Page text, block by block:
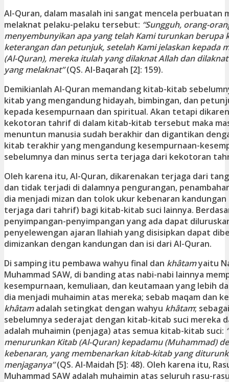
Al-Quran, dalam masalah ini sangat mencela perbuatan
melaknat pelaku-pelaku tersebut: “Sungguh, orang-
menyembunyikan apa yang telah Kami turunkan berupa
keterangan dan petunjuk, setelah Kami jelaskan kepada
(Al-Quran), mereka itulah yang dilaknat Allah dan
yang melaknat”(QS. Al-Baqarah [2]: 159).
Demikianlah Al-Quran memandang kitab-kitab
kitab yang mengandung hidayah, bimbingan, dan
kepada kesempurnaan dan spiritual. Akan tetapi
kekotoran tahrif di dalam kitab-kitab tersebut maka
menuntun manusia sudah berakhir dan digantikan
kitab terakhir yang mengandung kesempurnaan-
sebelumnya dan minus serta terjaga dari kekotoran
Oleh karena itu, Al-Quran, dikarenakan terjaga dari
dan tidak terjadi di dalamnya pengurangan,
dia menjadi mizan dan tolok ukur kebenaran
terjaga dari tahrif) bagi kitab-kitab suci lainnya.
penyimpangan-penyimpangan yang ada dapat
penyelewengan ajaran Ilahiah yang disisipkan dapat
dimizankan dengan kandungan dan isi dari Al-Quran.
Di samping itu pembawa wahyu final dan khâtamyaitu
Muhammad SAW, di banding atas nabi-nabi lainnya
kesempurnaan, kemuliaan, dan keutamaan yang lebih
dia menjadi muhaimin atas mereka; sebab maqam dan
khâtamadalah setingkat dengan wahyu khâtam;
sebelumnya sederajat dengan kitab-kitab suci mereka
adalah muhaimin (penjaga) atas semua kitab-kitab suci:
menurunkan Kitab (Al-Quran) kepadamu (Muhammad)
kebenaran, yang membenarkan kitab-kitab yang
menjaganya”(QS. Al-Maidah [5]: 48). Oleh karena itu,
Muhammad SAW adalah muhaimin atas seluruh rasu-